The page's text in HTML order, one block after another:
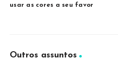
usar as cores a seu favor
Outros assuntos